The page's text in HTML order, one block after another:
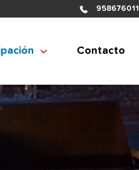
958676011
Contacto